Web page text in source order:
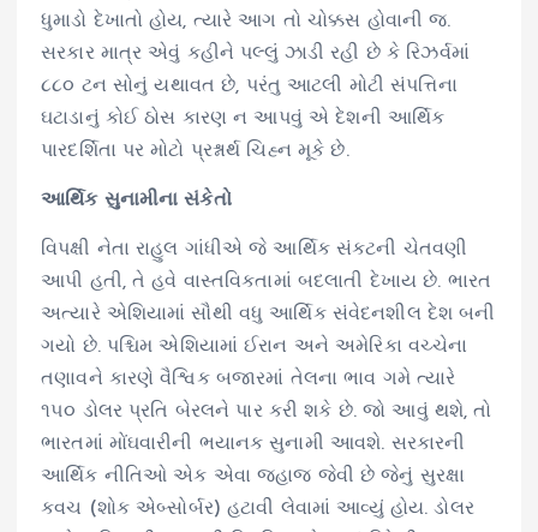
ધુમાડો દેખાતો હોય, ત્યારે આગ તો ચોક્કસ હોવાની જ.
સરકાર માત્ર એવું કહીને પલ્લું ઝાડી રહી છે કે રિઝર્વમાં
૮૮૦ ટન સોનું યથાવત છે, પરંતુ આટલી મોટી સંપત્તિના
ઘટાડાનું કોઈ ઠોસ કારણ ન આપવું એ દેશની આર્થિક
પારદર્શિતા પર મોટો પ્રશ્નાર્થ ચિહ્ન મૂકે છે.
આર્થિક સુનામીના સંકેતો
વિપક્ષી નેતા રાહુલ ગાંધીએ જે આર્થિક સંકટની ચેતવણી
આપી હતી, તે હવે વાસ્તવિકતામાં બદલાતી દેખાય છે. ભારત
અત્યારે એશિયામાં સૌથી વધુ આર્થિક સંવેદનશીલ દેશ બની
ગયો છે. પશ્ચિમ એશિયામાં ઈરાન અને અમેરિકા વચ્ચેના
તણાવને કારણે વૈશ્વિક બજારમાં તેલના ભાવ ગમે ત્યારે
૧૫૦ ડોલર પ્રતિ બેરલને પાર કરી શકે છે. જો આવું થશે, તો
ભારતમાં મોંઘવારીની ભયાનક સુનામી આવશે. સરકારની
આર્થિક નીતિઓ એક એવા જહાજ જેવી છે જેનું સુરક્ષા
કવચ (શોક એબ્સોર્બર) હટાવી લેવામાં આવ્યું હોય. ડોલર